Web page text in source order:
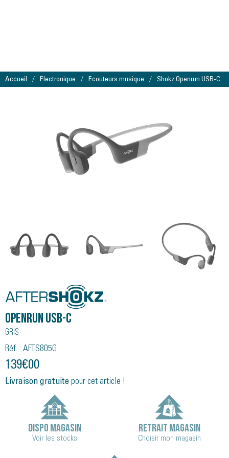
Accueil Electronique Ecouteurs musique Shokz Openrun USB-C
Shokz
Openrun USB-C
Gris
Réf. : AFT.S805G
139€00
Livraison gratuite pour cet article !
DISPO MAGASIN
Voir les stocks
RETRAIT MAGASIN
Choisir mon magasin